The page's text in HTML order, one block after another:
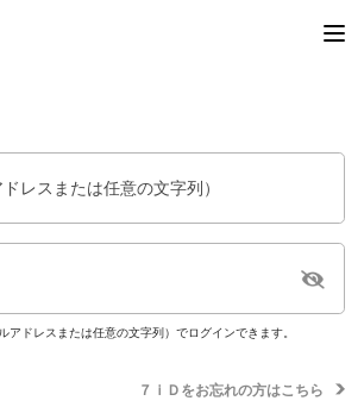
レスまたは任意の文字列）
アドレスまたは任意の文字列）でログインできます。
７ｉＤをお忘れの方はこちら